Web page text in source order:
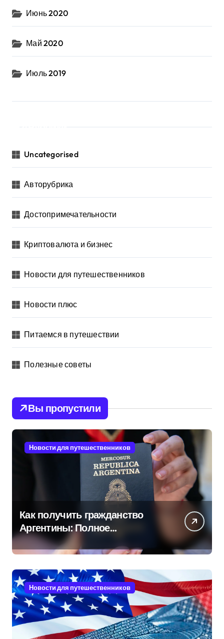
Июнь 2020
Май 2020
Июль 2019
Uncategorised
Авторубрика
Достопримечательности
Криптовалюта и бизнес
Новости для путешественников
Новости плюс
Питаемся в путешествии
Полезные советы
Вы пропустили
Новости для путешественников
Как получить гражданство
Аргентины: Полное
руководство
Новости для путешественников